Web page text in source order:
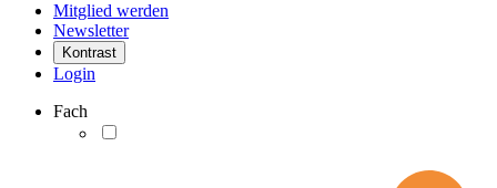
Mitglied werden
Newsletter
Kontrast
Login
Fach